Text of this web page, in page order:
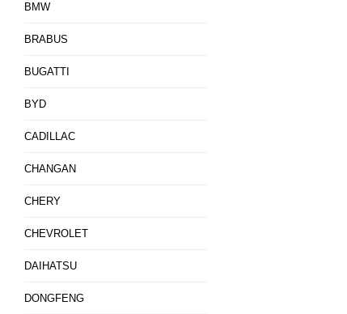
BMW
BRABUS
BUGATTI
BYD
CADILLAC
CHANGAN
CHERY
CHEVROLET
DAIHATSU
DONGFENG